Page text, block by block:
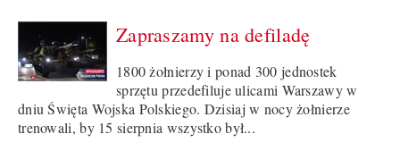
Zapraszamy na defiladę
1800 żołnierzy i ponad 300 jednostek
sprzętu przedefiluje ulicami Warszawy w
dniu Święta Wojska Polskiego. Dzisiaj w nocy żołnierze
trenowali, by 15 sierpnia wszystko był...